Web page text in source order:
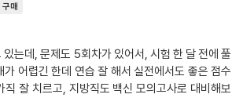
구매
있는데, 문제도 5회차가 있어서, 시험 한 달 전에 풀
가 어렵긴 한데 연습 잘 해서 실전에서도 좋은 점수
직 잘 치르고, 지방직도 백신 모의고사로 대비해보